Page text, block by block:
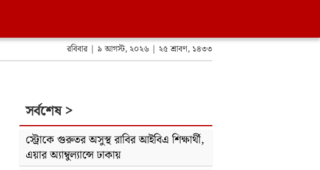
রবিবার | ৯ আগস্ট, ২০২৬ | ২৫ শ্রাবণ, ১৪৩৩
সর্বশেষ >
স্ট্রোকে গুরুতর অসুস্থ রাবির আইবিএ শিক্ষার্থী,
এয়ার অ্যাম্বুল্যান্সে ঢাকায়